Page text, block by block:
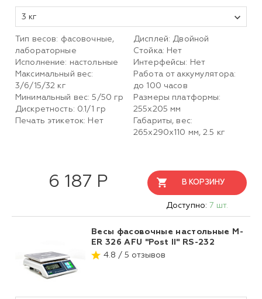
3 кг
Тип весов: фасовочные,
лабораторные
Исполнение: настольные
Максимальный вес:
3/6/15/32 кг
Минимальный вес: 5/50 гр
Дискретность: 0.1/1 гр
Печать этикеток: Нет
Дисплей: Двойной
Стойка: Нет
Интерфейсы: Нет
Работа от аккумулятора:
до 100 часов
Размеры платформы:
255х205 мм
Габариты, вес:
265х290х110 мм, 2.5 кг
6 187 Р В КОРЗИНУ
Доступно: 7 шт.
Весы фасовочные настольные M-
ER 326 AFU "Post II" RS-232
4.8 / 5 отзывов